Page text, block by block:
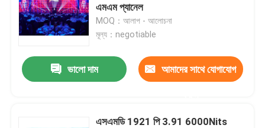
এমএম প্যানেল
MOQ：আলাপ - আলোচনা
মূল্য：negotiable
ভালো দাম আমাদের সাথে যোগাযোগ
এসএমডি 1921 পি 3.91 6000Nits